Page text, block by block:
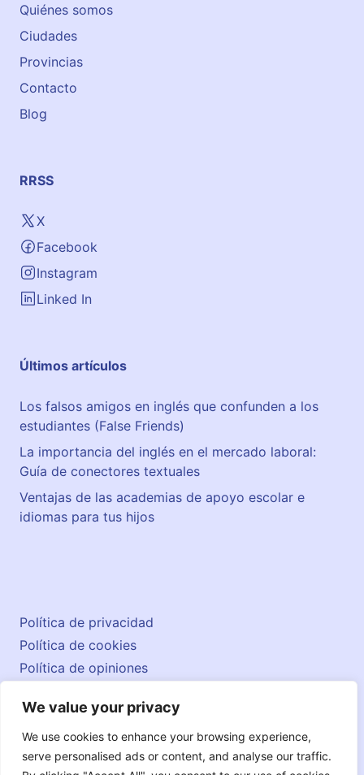
We value your privacy
We use cookies to enhance your browsing experience,
serve personalised ads or content, and analyse our traffic.
Quiénes somos
Ciudades
Provincias
Contacto
Blog
RRSS
X
Facebook
Instagram
Linked In
Últimos artículos
Los falsos amigos en inglés que confunden a los
estudiantes (False Friends)
La importancia del inglés en el mercado laboral:
Guía de conectores textuales
Ventajas de las academias de apoyo escolar e
idiomas para tus hijos
© 2026 englishatlas.es
Política de privacidad
Política de cookies
Política de opiniones
Contacto